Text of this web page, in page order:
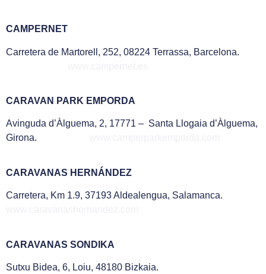
CAMPERNET
Carretera de Martorell, 252, 08224 Terrassa, Barcelona.
CARAVAN PARK EMPORDA
Avinguda d’Àlguema, 2, 17771 – Santa Llogaia d’Àlguema,
Girona.
CARAVANAS HERNÁNDEZ
Carretera, Km 1.9, 37193 Aldealengua, Salamanca.
CARAVANAS SONDIKA
Sutxu Bidea, 6, Loiu, 48180 Bizkaia.